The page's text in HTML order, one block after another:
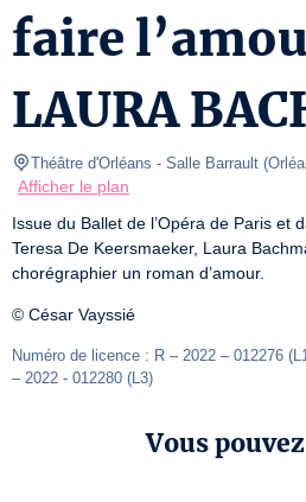
faire
LAURA
Théâtre d'Orléans - Salle Barrault (
Afficher le plan
Issue du Ballet de l’Opéra de Paris et
Teresa De Keersmaeker, Laura
chorégraphier un roman d’amour.
© César Vayssié
Numéro de licence : R – 2022 – 012276
– 2022 - 012280 (L3)
Vous